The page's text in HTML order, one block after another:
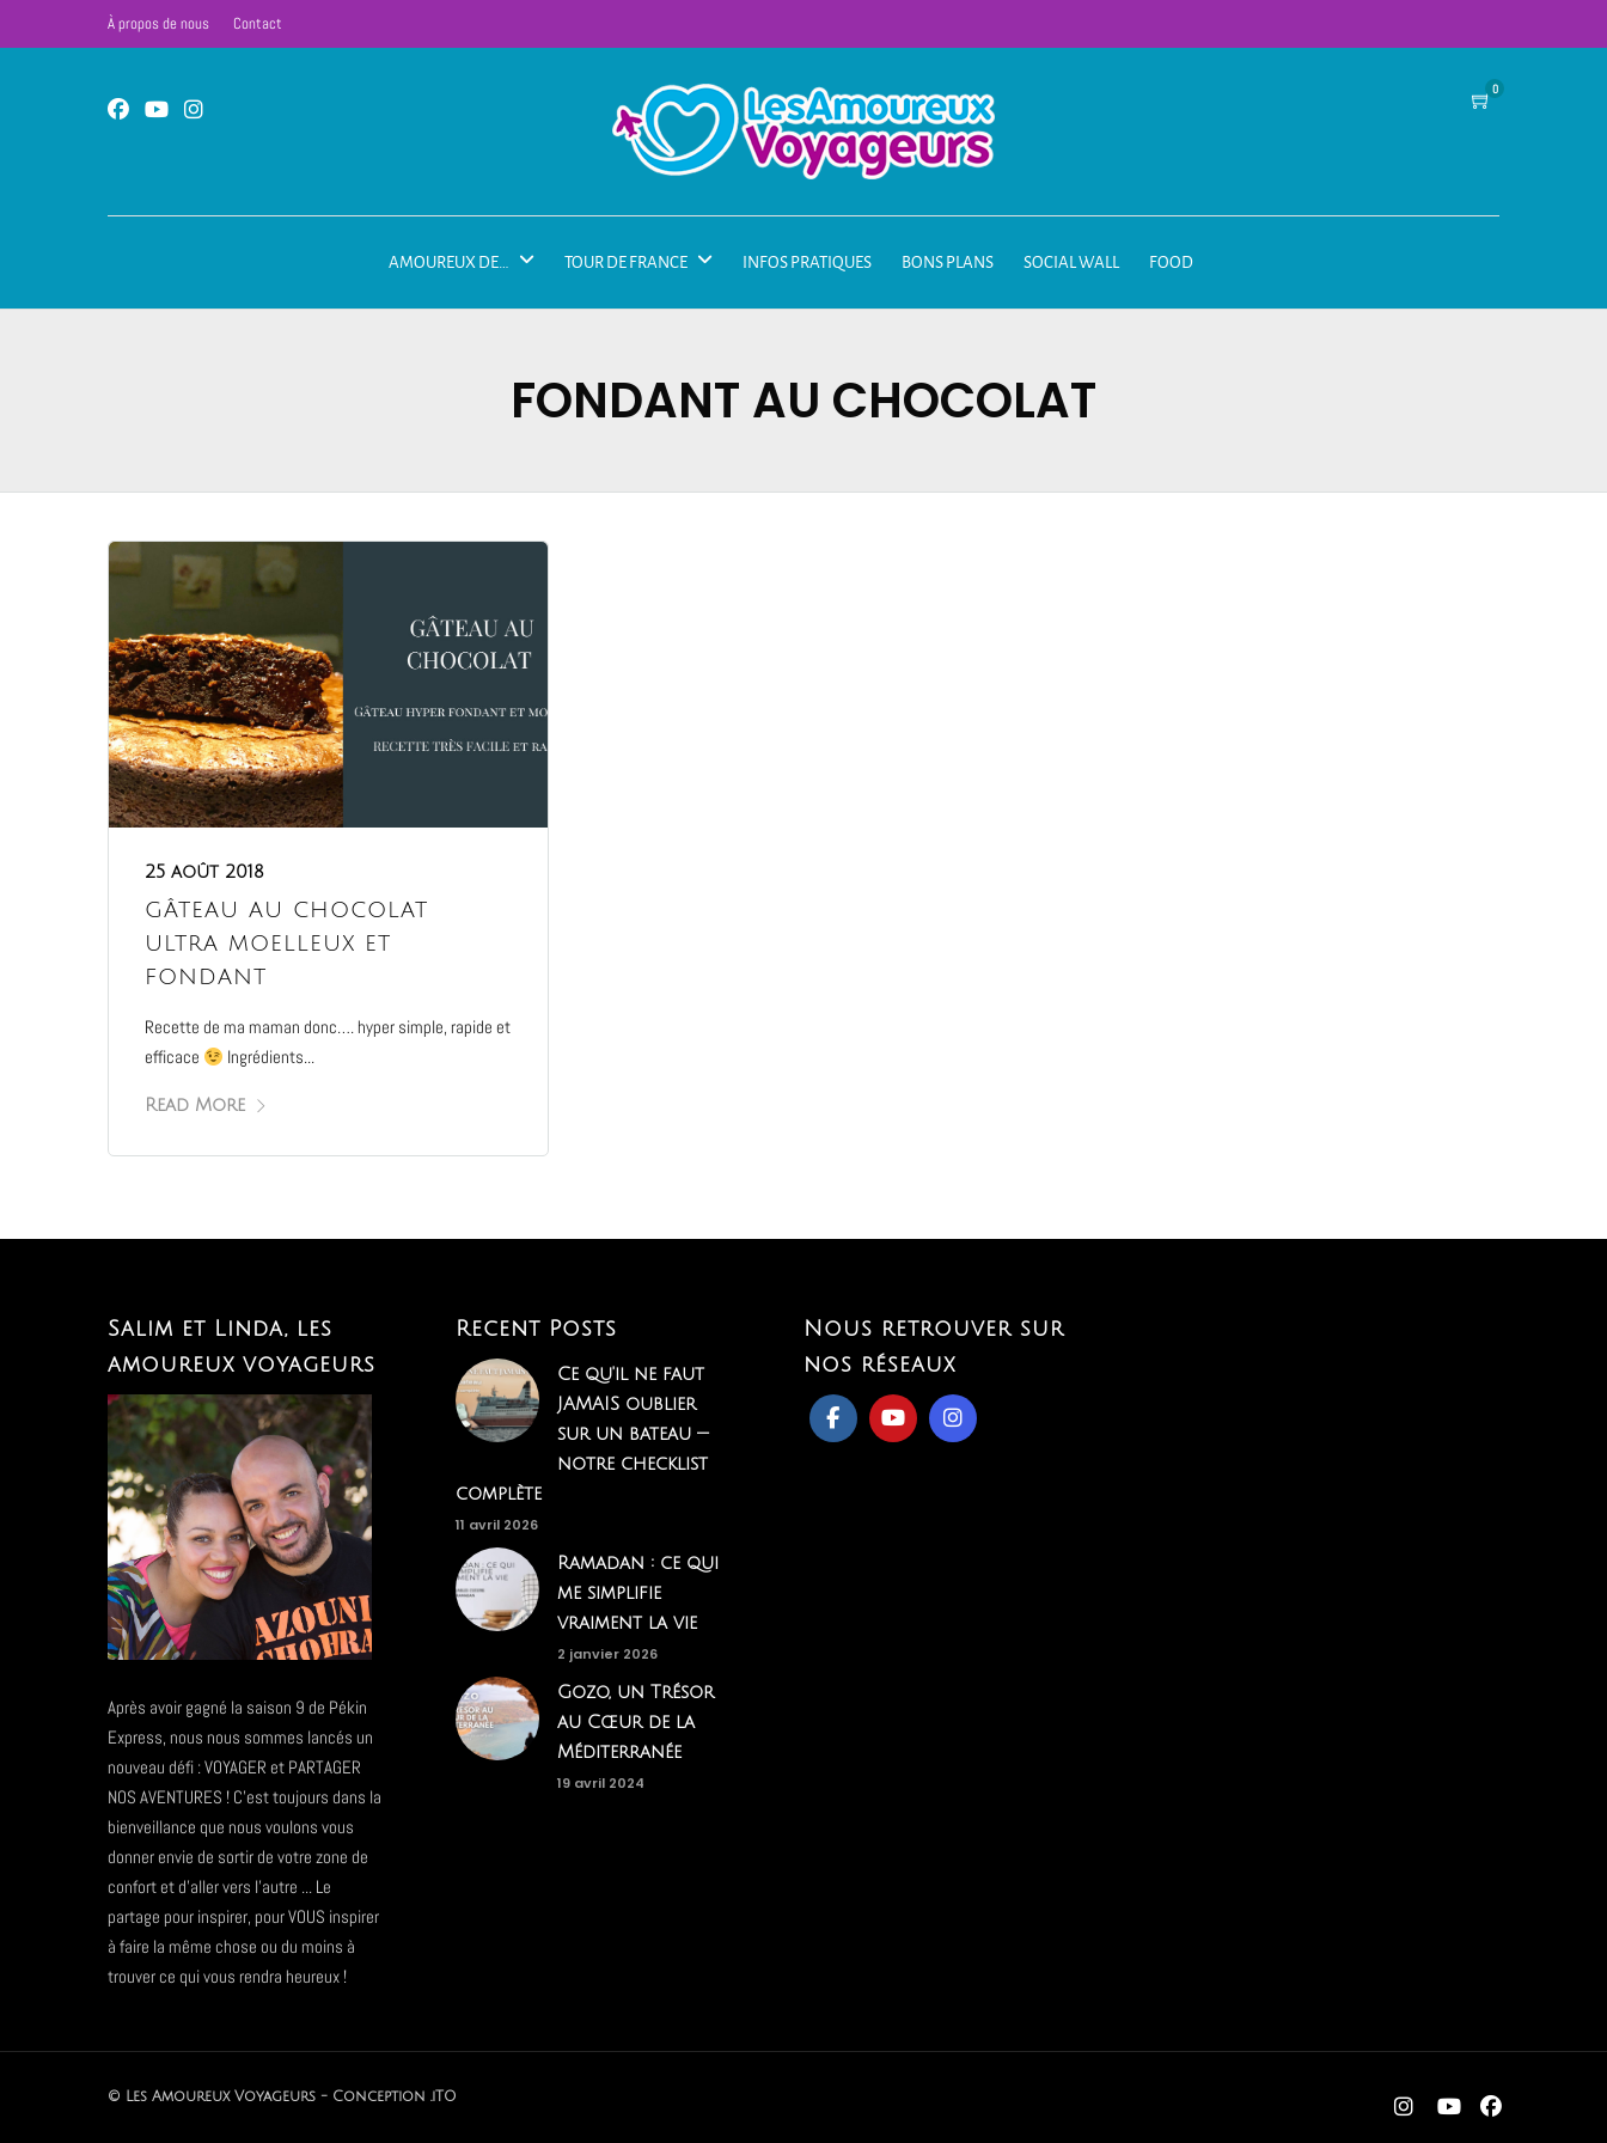
À propos de nous Contact
0
AMOUREUX DE… TOUR DE FRANCE INFOS PRATIQUES BONS PLANS SOCIAL WALL FOOD
FONDANT AU CHOCOLAT
25 août 2018
gâteau au chocolat
ultra moelleux et
fondant
Recette de ma maman donc…. hyper simple, rapide et
efficace
Ingrédients...
Read More
Salim et Linda, les
amoureux voyageurs
Après avoir gagné la saison 9 de Pékin
Express, nous nous sommes lancés un
nouveau défi : VOYAGER et PARTAGER
NOS AVENTURES ! C'est toujours dans la
bienveillance que nous voulons vous
donner envie de sortir de votre zone de
confort et d'aller vers l'autre ... Le
partage pour inspirer, pour VOUS inspirer
à faire la même chose ou du moins à
trouver ce qui vous rendra heureux !
Recent Posts
Ce qu'il ne faut
JAMAIS oublier
sur un bateau —
notre checklist
complète
11 avril 2026
Ramadan : ce qui
me simplifie
vraiment la vie
2 janvier 2026
Gozo, un Trésor
au Cœur de la
Méditerranée
19 avril 2024
Nous retrouver sur
nos réseaux
© Les Amoureux Voyageurs - Conception .iTO